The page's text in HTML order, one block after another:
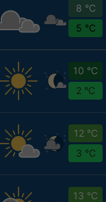
8 °C
5 °C
10 °C
2 °C
12 °C
3 °C
13 °C